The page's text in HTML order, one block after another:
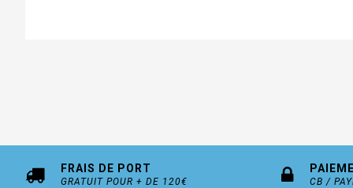
FRAIS DE PORT
GRATUIT POUR + DE 120€ CB /